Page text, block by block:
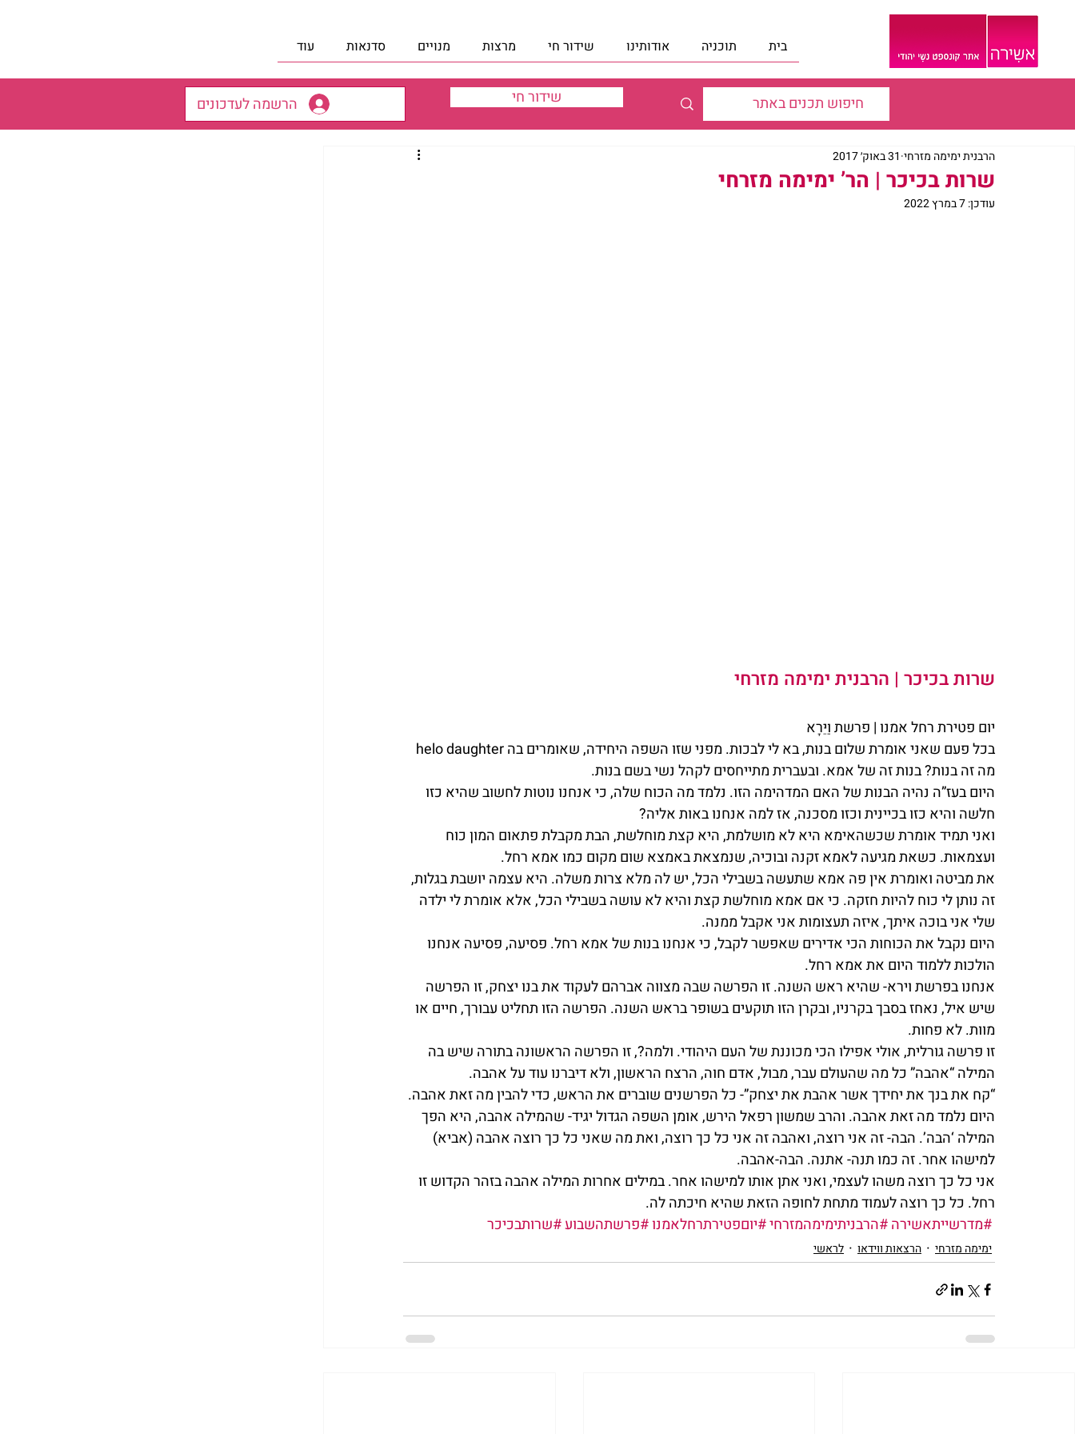
בית תוכניה אודותינו שידור חי מרצות מנויים סדנאות עוד
הרשמה לעדכונים שידור חי
שרות בכיכר | הר’ ימימה מזרחי
הרבנית ימימה מזרחי 31 באוק׳ 2017
עודכן:7 במרץ 2022
שרות בכיכר | הרבנית ימימה מזרחי
יום פטירת רחל אמנו | פרשת וַיֵּרָא
מה זה בנות? בנות זה של אמא. ובעברית מתייחסים לקהל נשי בשם בנות.
היום בעז”ה נהיה הבנות של האם המדהימה הזו. נלמד מה הכוח שלה, כי אנחנו נוטות לחשוב שהיא כזו
חלשה והיא כזו בכיינית וכזו מסכנה, אז למה אנחנו באות אליה?
ואני תמיד אומרת שכשהאימא היא לא מושלמת, היא קצת מוחלשת, הבת מקבלת פתאום המון כוח
ועצמאות. כשאת מגיעה לאמא זקנה ובוכיה, שנמצאת באמצא שום מקום כמו אמא רחל.
את מביטה ואומרת אין פה אמא שתעשה בשבילי הכל, יש לה מלא צרות משלה. היא עצמה יושבת בגלות,
זה נותן לי כוח להיות חזקה. כי אם אמא מוחלשת קצת והיא לא עושה בשבילי הכל, אלא אומרת לי ילדה
שלי אני בוכה איתך, איזה תעצומות אני אקבל ממנה.
היום נקבל את הכוחות הכי אדירים שאפשר לקבל, כי אנחנו בנות של אמא רחל. פסיעה, פסיעה אנחנו
הולכות ללמוד היום את אמא רחל.
אנחנו בפרשת וירא- שהיא ראש השנה. זו הפרשה שבה מצווה אברהם לעקוד את בנו יצחק, זו הפרשה
שיש איל, נאחז בסבך בקרניו, ובקרן הזו תוקעים בשופר בראש השנה. הפרשה הזו תחליט עבורך, חיים או
מוות. לא פחות.
זו פרשה גורלית, אולי אפילו הכי מכוננת של העם היהודי. ולמה?, זו הפרשה הראשונה בתורה שיש בה
המילה “אהבה” כל מה שהעולם עבר, מבול, אדם חוה, הרצח הראשון, ולא דיברנו עוד על אהבה.
“קח את בנך את יחידך אשר אהבת את יצחק”- כל הפרשנים שוברים את הראש, כדי להבין מה זאת אהבה.
היום נלמד מה זאת אהבה. והרב שמשון רפאל הירש, אומן השפה הגדול יגיד- שהמילה אהבה, היא הפך
המילה ‘הבה’. הבה- זה אני רוצה, ואהבה זה אני כל כך רוצה, ואת מה שאני כל כך רוצה אהבה (אביא)
למישהו אחר. זה כמו תנה- אתנה. הבה-אהבה.
אני כל כך רוצה משהו לעצמי, ואני אתן אותו למישהו אחר. במילים אחרות המילה אהבה בזהר הקדוש זו
רחל. כל כך רוצה לעמוד מתחת לחופה הזאת שהיא חיכתה לה.
#מדרשייתאשירה#הרבניתימימהמזרחי#יוםפטירתרחלאמנו#פרשתהשבוע#שרותבכיכר
ימימה מזרחי הרצאות ווידאו לראשי